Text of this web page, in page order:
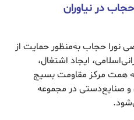
در نیاوران
نورا حجاب به‌منظور حمایت از
ایجاد اشتغال،
همت مرکز مقاومت بسیج
و صنایع‌دستی در مجموعه